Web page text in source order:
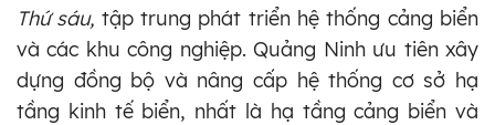
Thứ sáu, tập trung phát triển hệ thống cảng biển
và các khu công nghiệp. Quảng Ninh ưu tiên xây
dựng đồng bộ và nâng cấp hệ thống cơ sở hạ
tầng kinh tế biển, nhất là hạ tầng cảng biển và